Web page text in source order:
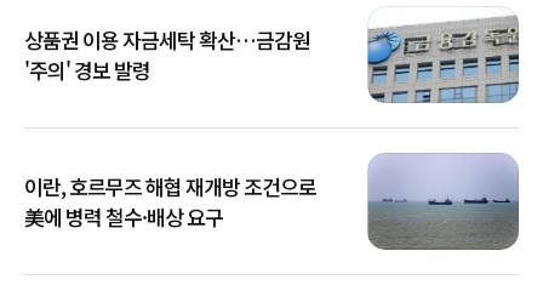
상품권 이용 자금세탁 확산…금감원
'주의' 경보 발령
이란, 호르무즈 해협 재개방 조건으로
美에 병력 철수·배상 요구